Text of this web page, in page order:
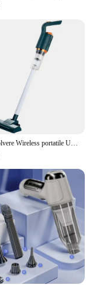
Aspirapolvere Wireless portatile USB ricaricabile 120W spazzatrice elettrica aspirapolvere di grandi dimensioni per uso domestico in auto